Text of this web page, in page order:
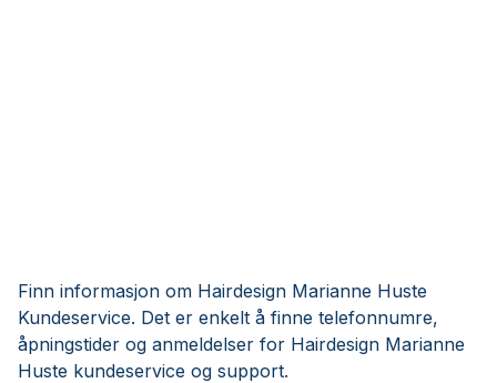
Finn informasjon om Hairdesign Marianne Huste
Kundeservice. Det er enkelt å finne telefonnumre,
åpningstider og anmeldelser for Hairdesign Marianne
Huste kundeservice og support.